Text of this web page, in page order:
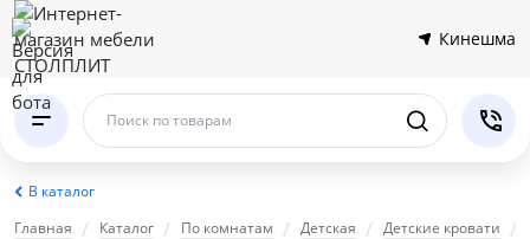
Кинешма
Поиск по товарам
В каталог
Главная
Каталог По комнатам Детская Детские кровати